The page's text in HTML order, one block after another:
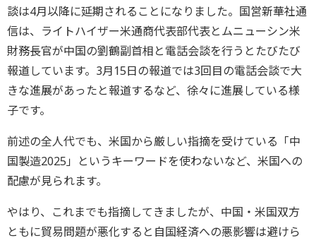
談は4月以降に延期されることになりました。国営新華社通
信は、ライトハイザー米通商代表部代表とムニューシン米
財務長官が中国の劉鶴副首相と電話会談を行うとたびたび
報道しています。3月15日の報道では3回目の電話会談で大
きな進展があったと報道するなど、徐々に進展している様
子です。
前述の全人代でも、米国から厳しい指摘を受けている「中
国製造2025」というキーワードを使わないなど、米国への
配慮が見られます。
やはり、これまでも指摘してきましたが、中国・米国双方
ともに貿易問題が悪化すると自国経済への悪影響は避けら